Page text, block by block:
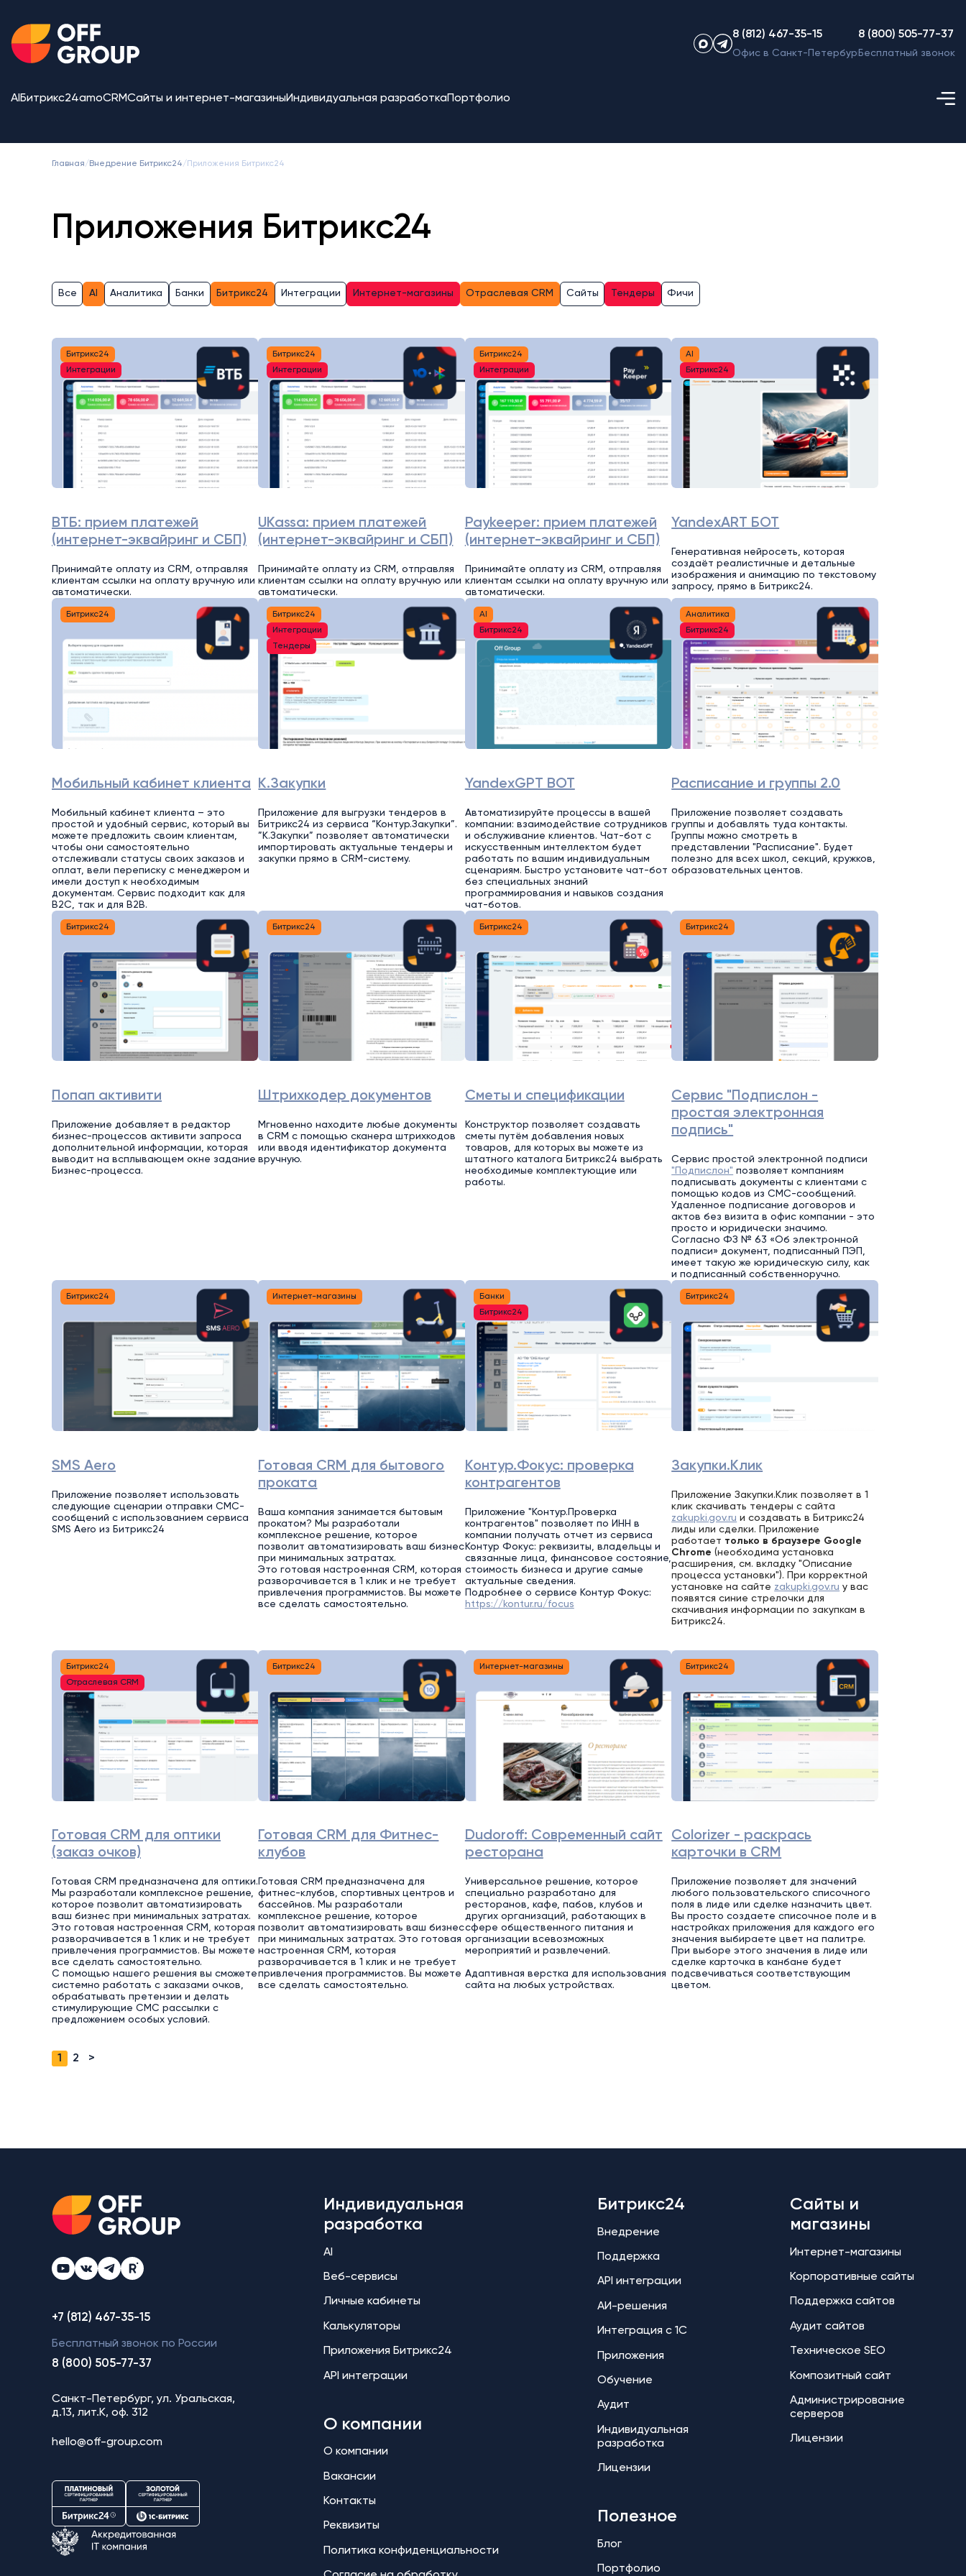
8 (812) 467-35-15
Офис в Санкт-Петербурге
8 (800) 505-77-37
Бесплатный звонок
AI Битрикс24amoCRMСайты и интернет-магазиныИндивидуальная разработкаПортфолио
Главная/ Внедрение Битрикс24/ Приложения Битрикс24
Приложения Битрикс24
Все AI Аналитика Банки Битрикс24 Интеграции Интернет-магазины Отраслевая CRM Сайты Тендеры Фичи
Битрикс24
Интеграции
ВТБ: прием платежей
(интернет-эквайринг и СБП)
Принимайте оплату из CRM, отправляя
клиентам ссылки на оплату вручную или
автоматически.
Битрикс24
Интеграции
UKassa: прием платежей
(интернет-эквайринг и СБП)
Принимайте оплату из CRM, отправляя
клиентам ссылки на оплату вручную или
автоматически.
Битрикс24
Интеграции
Paykeeper: прием платежей
(интернет-эквайринг и СБП)
Принимайте оплату из CRM, отправляя
клиентам ссылки на оплату вручную или
автоматически.
AI
Битрикс24
YandexART БОТ
Генеративная нейросеть, которая
создаёт реалистичные и детальные
изображения и анимацию по текстовому
запросу, прямо в Битрикс24.
Битрикс24
Мобильный кабинет клиента
Мобильный кабинет клиента – это
простой и удобный сервис, который вы
можете предложить своим клиентам,
чтобы они самостоятельно
отслеживали статусы своих заказов и
оплат, вели переписку с менеджером и
имели доступ к необходимым
документам. Сервис подходит как для
B2C, так и для B2B.
Битрикс24
Интеграции
Тендеры
К.Закупки
Приложение для выгрузки тендеров в
Битрикс24 из сервиса “Контур.Закупки”.
”К.Закупки” позволяет автоматически
импортировать актуальные тендеры и
закупки прямо в CRM-систему.
AI
Битрикс24
YandexGPT BOT
Автоматизируйте процессы в вашей
компании: взаимодействие сотрудников
и обслуживание клиентов. Чат-бот с
искусственным интеллектом будет
работать по вашим индивидуальным
сценариям. Быстро установите чат-бот
без специальных знаний
программирования и навыков создания
чат-ботов.
Аналитика
Битрикс24
Расписание и группы 2.0
Приложение позволяет создавать
группы и добавлять туда контакты.
Группы можно смотреть в
представлении "Расписание". Будет
полезно для всех школ, секций, кружков,
образовательных центов.
Битрикс24
Попап активити
Приложение добавляет в редактор
бизнес-процессов активити запроса
дополнительной информации, которая
выводит на всплывающем окне задание
Бизнес-процесса.
Битрикс24
Штрихкодер документов
Мгновенно находите любые документы
в CRM с помощью сканера штрихкодов
или вводя идентификатор документа
вручную.
Битрикс24
Сметы и спецификации
Конструктор позволяет создавать
сметы путём добавления новых
товаров, для которых вы можете из
штатного каталога Битрикс24 выбрать
необходимые комплектующие или
работы.
Битрикс24
Сервис "Подпислон -
простая электронная
подпись"
Сервис простой электронной подписи
"Подпислон" позволяет компаниям
подписывать документы с клиентами с
помощью кодов из СМС-сообщений.
Удаленное подписание договоров и
актов без визита в офис компании - это
просто и юридически значимо.
Согласно ФЗ № 63 «Об электронной
подписи» документ, подписанный ПЭП,
имеет такую же юридическую силу, как
и подписанный собственноручно.
Битрикс24
SMS Aero
Приложение позволяет использовать
следующие сценарии отправки СМС-
сообщений с использованием сервиса
SMS Aero из Битрикс24
Интернет-магазины
Готовая CRM для бытового
проката
Ваша компания занимается бытовым
прокатом? Мы разработали
комплексное решение, которое
позволит автоматизировать ваш бизнес
при минимальных затратах.
Это готовая настроенная CRM, которая
разворачивается в 1 клик и не требует
привлечения программистов. Вы можете
все сделать самостоятельно.
Банки
Битрикс24
Контур.Фокус: проверка
контрагентов
Приложение "Контур.Проверка
контрагентов" позволяет по ИНН в
компании получать отчет из сервиса
Контур Фокус: реквизиты, владельцы и
связанные лица, финансовое состояние,
стоимость бизнеса и другие самые
актуальные сведения.
Подробнее о сервисе Контур Фокус:
https://kontur.ru/focus
Битрикс24
Закупки.Клик
Приложение Закупки.Клик позволяет в 1
клик скачивать тендеры с сайта
zakupki.gov.ru и создавать в Битрикс24
лиды или сделки. Приложение
работает только в браузере Google
Chrome(необходима установка
расширения, см. вкладку "Описание
процесса установки"). При корректной
установке на сайте zakupki.gov.ru у вас
появятся синие стрелочки для
скачивания информации по закупкам в
Битрикс24.
Битрикс24
Отраслевая CRM
Готовая CRM для оптики
(заказ очков)
Готовая CRM предназначена для оптики.
Мы разработали комплексное решение,
которое позволит автоматизировать
ваш бизнес при минимальных затратах.
Это готовая настроенная CRM, которая
разворачивается в 1 клик и не требует
привлечения программистов. Вы можете
все сделать самостоятельно.
С помощью нашего решения вы сможете
системно работать с заказами очков,
обрабатывать претензии и делать
стимулирующие СМС рассылки с
предложением особых условий.
Битрикс24
Готовая CRM для Фитнес-
клубов
Готовая CRM предназначена для
фитнес-клубов, спортивных центров и
бассейнов. Мы разработали
комплексное решение, которое
позволит автоматизировать ваш бизнес
при минимальных затратах. Это готовая
настроенная CRM, которая
разворачивается в 1 клик и не требует
привлечения программистов. Вы можете
все сделать самостоятельно.
Интернет-магазины
Dudoroff: Современный сайт
ресторана
Универсальное решение, которое
специально разработано для
ресторанов, кафе, пабов, клубов и
других организаций, работающих в
сфере общественного питания и
организации всевозможных
мероприятий и развлечений.
Адаптивная верстка для использования
сайта на любых устройствах.
Битрикс24
Colorizer - раскрась
карточки в CRM
Приложение позволяет для значений
любого пользовательского списочного
поля в лиде или сделке назначить цвет.
Вы просто создаете списочное поле и в
настройках приложения для каждого его
значения выбираете цвет на палитре.
При выборе этого значения в лиде или
сделке карточка в канбане будет
подсвечиваться соответствующим
цветом.
1 2 >
Индивидуальная
разработка
AI
Веб-сервисы
Личные кабинеты
Калькуляторы
Приложения Битрикс24
API интеграции
О компании
О компании
Вакансии
Контакты
Реквизиты
Политика конфиденциальности
Битрикс24
Внедрение
Поддержка
API интеграции
АИ-решения
Интеграция с 1С
Приложения
Обучение
Аудит
Индивидуальная
разработка
Лицензии
Полезное
Блог
Портфолио
Сайты и
магазины
Интернет-магазины
Корпоративные сайты
Поддержка сайтов
Аудит сайтов
Техническое SEO
Композитный сайт
Администрирование
серверов
Лицензии
+7 (812) 467-35-15
Бесплатный звонок по России
8 (800) 505-77-37
Санкт-Петербург, ул. Уральская,
д.13, лит.К, оф. 312
hello@off-group.com